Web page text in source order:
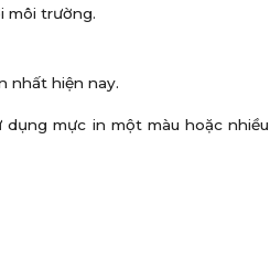
môi trường.
nhất hiện nay.
mực in một màu hoặc nhiều